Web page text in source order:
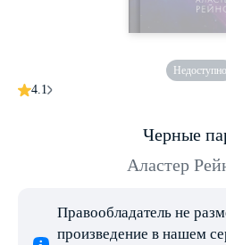
Недоступно
4.1
Черные
Аластер
Правообладатель не
произведение в нашем